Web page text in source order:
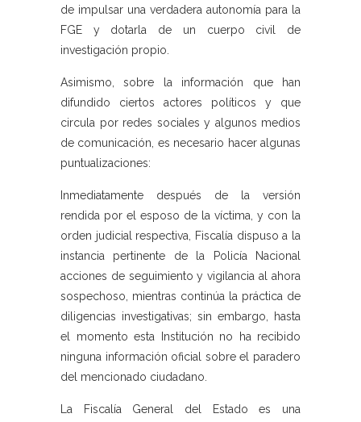
de impulsar una verdadera autonomía para la
FGE y dotarla de un cuerpo civil de
investigación propio.
Asimismo, sobre la información que han
difundido ciertos actores políticos y que
circula por redes sociales y algunos medios
de comunicación, es necesario hacer algunas
puntualizaciones:
Inmediatamente después de la versión
rendida por el esposo de la víctima, y con la
orden judicial respectiva, Fiscalía dispuso a la
instancia pertinente de la Policía Nacional
acciones de seguimiento y vigilancia al ahora
sospechoso, mientras continúa la práctica de
diligencias investigativas; sin embargo, hasta
el momento esta Institución no ha recibido
ninguna información oficial sobre el paradero
del mencionado ciudadano.
La Fiscalía General del Estado es una